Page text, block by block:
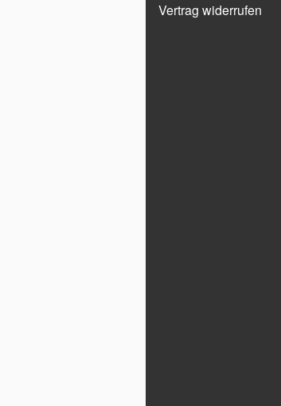
Vertrag widerrufen